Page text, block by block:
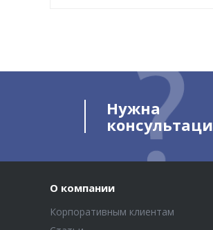
Нужна
О компании
Корпоративным клиентам